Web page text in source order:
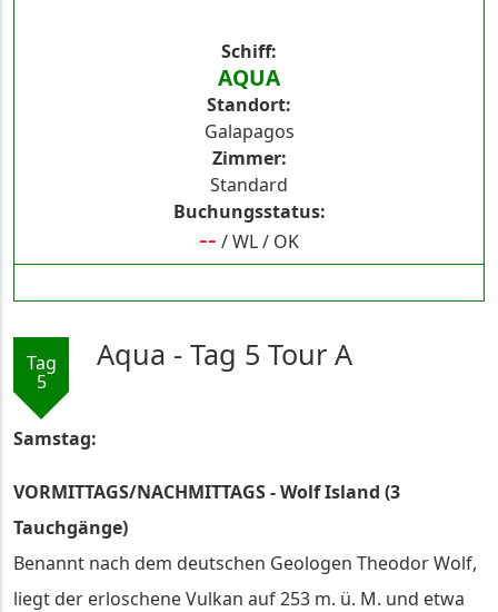
Schiff
AQUA
Standort
Galapagos
Zimmer
Standard
Buchungsstatus
-- /WL/ OK
Tag
5
Aqua - Tag 5 Tour A
Samstag:
VORMITTAGS/NACHMITTAGS - Wolf Island (3
Tauchgänge)
Benannt nach dem deutschen Geologen Theodor Wolf,
liegt der erloschene Vulkan auf 253 m. ü. M. und etwa